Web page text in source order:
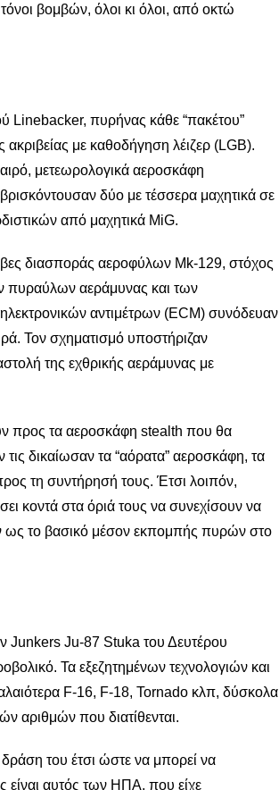
βομβών, όλοι κι όλοι, από οκτώ
Linebacker, πυρήνας κάθε “πακέτου”
με καθοδήγηση λέιζερ (LGB).
μετεωρολογικά αεροσκάφη
δύο με τέσσερα μαχητικά σε
από μαχητικά MiG.
διασποράς αεροφύλων Mk-129, στόχος
πυραύλων αεράμυνας και των
αντιμέτρων (ECM) συνόδευαν
Τον σχηματισμό υποστήριζαν
της εχθρικής αεράμυνας με
προς τα αεροσκάφη stealth που θα
δικαίωσαν τα “αόρατα” αεροσκάφη, τα
τη συντήρησή τους. Έτσι λοιπόν,
κοντά στα όριά τους να συνεχίσουν να
ως το βασικό μέσον εκπομπής πυρών στο
Junkers Ju-87 Stuka του Δευτέρου
Τα εξεζητημένων τεχνολογιών και
F-16, F-18, Tornado κλπ, δύσκολα
αριθμών που διατίθενται.
δράση του έτσι ώστε να μπορεί να
αυτός των ΗΠΑ, που είχε